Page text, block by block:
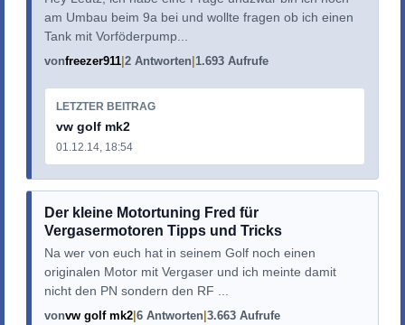
am Umbau beim 9a bei und wollte fragen ob ich einen
Tank mit Vorföderpump...
vonfreezer911 2 Antworten 1.693 Aufrufe
LETZTER BEITRAG
vw golf mk2
01.12.14, 18:54
Der kleine Motortuning Fred für
Vergasermotoren Tipps und Tricks
Na wer von euch hat in seinem Golf noch einen
originalen Motor mit Vergaser und ich meinte damit
nicht den PN sondern den RF ...
vonvw golf mk2 6 Antworten 3.663 Aufrufe